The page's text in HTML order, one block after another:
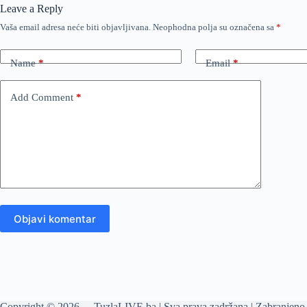
Leave a Reply
Vaša email adresa neće biti objavljivana. Neophodna polja su označena sa *
Name* Email*
Add Comment *
Objavi komentar